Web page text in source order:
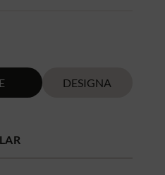
DESIGNA